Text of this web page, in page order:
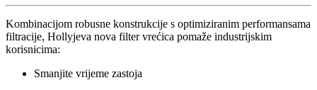
Kombinacijom robusne konstrukcije s optimiziranim performansama
filtracije, Hollyjeva nova filter vrećica pomaže industrijskim
korisnicima:
Smanjite vrijeme zastoja